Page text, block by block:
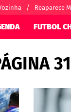
Reaparece
FUTBOL